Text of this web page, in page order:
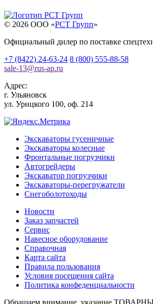
© 2026 OOO «РСТ Групп»
Официальный дилер по поставке
+7 (8422) 24-63-24 8 (800) 555-88-58
sale-13@rus-ap.ru
Адрес:
г. Ульяновск
ул. Урицкого 100, оф. 214
Экскаваторы гусеничные
Экскаваторы колесные
Фронтальные погрузчики
Автогрейдеры
Экскаватор погрузчики
Экскаваторы-перегружатели
Снегоболотоходы
Новости
Заказ запчастей
Сервис
Навесное оборудование
Справочная
Карта сайта
Правила пользования
Условия посещения сайта
Политика конфеденциальности
Обращаем внимание, указание